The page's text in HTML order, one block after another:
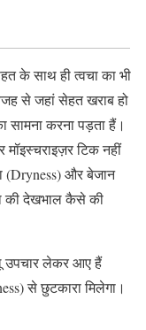
के साथ ही त्वचा का भी
से जहां सेहत खराब हो
सामना करना पड़ता हैं।
मॉइस्चराइज़र टिक नहीं
(Dryness) और बेजान
की देखभाल कैसे की
लेकर आए हैं
से छुटकारा मिलेगा।